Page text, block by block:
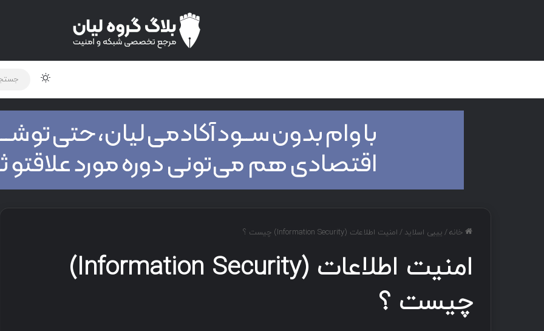
تغییر
خانه/ یییی اسلاید / امنیت اطلاعات (Information Security) چیست ؟
امنیت اطلاعات (Information Security)
چیست ؟